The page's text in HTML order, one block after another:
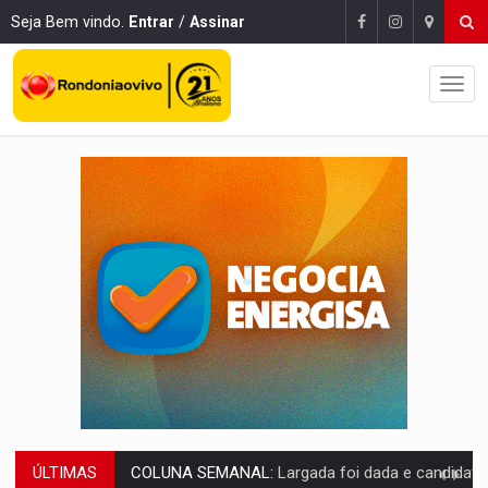
Seja Bem vindo. Entrar / Assinar
ÚLTIMAS SOB SUSPEITA:Entrega de 286 máquinas em Rondônia coincide com